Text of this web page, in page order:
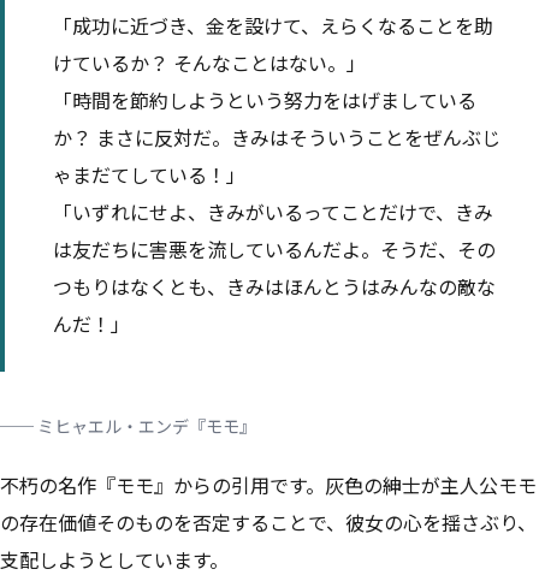
「成功に近づき、金を設けて、えらくなることを助
けているか？ そんなことはない。」
「時間を節約しようという努力をはげましている
か？ まさに反対だ。きみはそういうことをぜんぶじ
ゃまだてしている！」
「いずれにせよ、きみがいるってことだけで、きみ
は友だちに害悪を流しているんだよ。そうだ、その
つもりはなくとも、きみはほんとうはみんなの敵な
んだ！ 」
── ミヒャエル・エンデ『モモ』
不朽の名作『モモ』からの引用です。灰色の紳士が主人公モモ
の存在価値そのものを否定することで、彼女の心を揺さぶり、
支配しようとしています。